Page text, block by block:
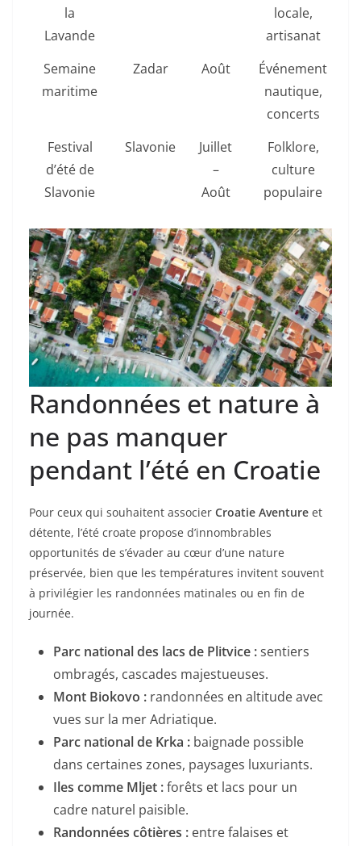
la
Lavande
locale,
artisanat
Semaine
maritime
Zadar Août
Événement
nautique,
concerts
Festival
d’été de
Slavonie
Slavonie
Juillet
–
Août
Folklore,
culture
populaire
Randonnées et nature à
ne pas manquer
pendant l’été en Croatie
Pour ceux qui souhaitent associer Croatie Aventure et
détente, l’été croate propose d’innombrables
opportunités de s’évader au cœur d’une nature
préservée, bien que les températures invitent souvent
à privilégier les randonnées matinales ou en fin de
journée.
Parc national des lacs de Plitvice :sentiers
ombragés, cascades majestueuses.
Mont Biokovo : randonnées en altitude avec
vues sur la mer Adriatique.
Parc national de Krka : baignade possible
dans certaines zones, paysages luxuriants.
Iles comme Mljet :forêts et lacs pour un
cadre naturel paisible.
Randonnées côtières : entre falaises et